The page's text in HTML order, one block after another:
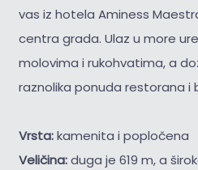
vas iz hotela Aminess
centra grada. Ulaz u more
molovima i rukohvatima, a
raznolika ponuda restorana i
Vrsta:kamenita i popločena
Veličina:duga je 619 m, a